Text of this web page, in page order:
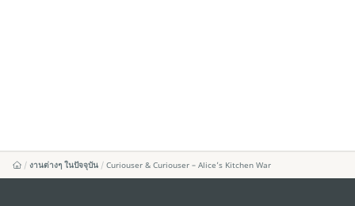
งานต่างๆ ในปัจจุบัน Curiouser & Curiouser – Alice’s Kitchen War